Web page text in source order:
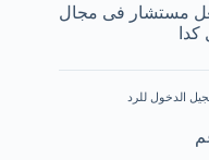
مستشار فى مجال
الدخول للرد